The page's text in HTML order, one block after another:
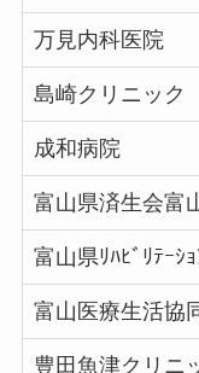
万見内科医院
島崎クリニック
成和病院
富山県済生会富
富山県ﾘﾊﾋﾞﾘﾃｰｼ
富山医療生活協
豊田魚津クリニ